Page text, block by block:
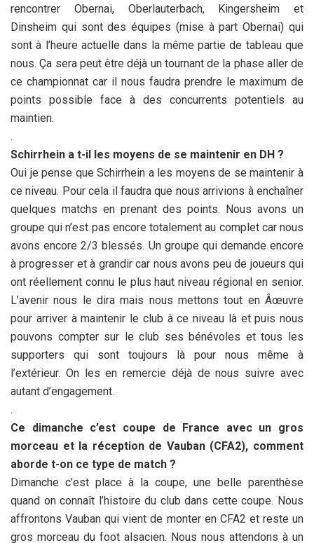
rencontrer Obernai, Oberlauterbach, Kingersheim et
Dinsheim qui sont des équipes (mise à part Obernai) qui
sont à l’heure actuelle dans la même partie de tableau que
nous. Ça sera peut être déjà un tournant de la phase aller de
ce championnat car il nous faudra prendre le maximum de
points possible face à des concurrents potentiels au
maintien.
.
Schirrhein a t-il les moyens de se maintenir en DH ?
Oui je pense que Schirrhein a les moyens de se maintenir à
ce niveau. Pour cela il faudra que nous arrivions à enchaîner
quelques matchs en prenant des points. Nous avons un
groupe qui n’est pas encore totalement au complet car nous
avons encore 2/3 blessés. Un groupe qui demande encore
à progresser et à grandir car nous avons peu de joueurs qui
ont réellement connu le plus haut niveau régional en senior.
L’avenir nous le dira mais nous mettons tout en Âœuvre
pour arriver à maintenir le club à ce niveau là et puis nous
pouvons compter sur le club ses bénévoles et tous les
supporters qui sont toujours là pour nous même à
l’extérieur. On les en remercie déjà de nous suivre avec
autant d’engagement.
.
Ce dimanche c’est coupe de France avec un gros
morceau et la réception de Vauban (CFA2), comment
aborde t-on ce type de match ?
Dimanche c’est place à la coupe, une belle parenthèse
quand on connaît l’histoire du club dans cette coupe. Nous
affrontons Vauban qui vient de monter en CFA2 et reste un
gros morceau du foot alsacien. Nous nous attendons à un